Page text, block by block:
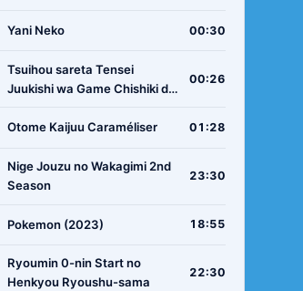
Yani Neko 00:30
Tsuihou sareta Tensei
Juukishi wa Game Chishiki de
00:26
Otome Kaijuu Caraméliser 01:28
Nige Jouzu no Wakagimi 2nd
Season
23:30
Pokemon (2023) 18:55
Ryoumin 0-nin Start no
Henkyou Ryoushu-sama
22:30